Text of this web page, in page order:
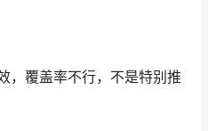
，覆盖率不行，不是特别推